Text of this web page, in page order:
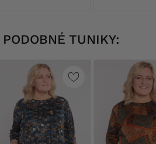
PODOBNÉ TUNIKY: